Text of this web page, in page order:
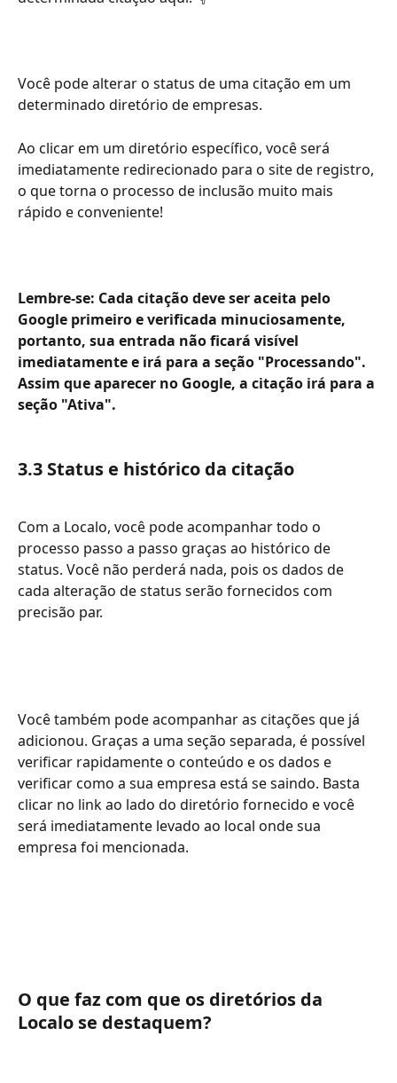
Você pode alterar o status de uma citação em um
determinado diretório de empresas.
Ao clicar em um diretório específico, você será
imediatamente redirecionado para o site de registro,
o que torna o processo de inclusão muito mais
rápido e conveniente!
Lembre-se: Cada citação deve ser aceita pelo
Google primeiro e verificada minuciosamente,
portanto, sua entrada não ficará visível
imediatamente e irá para a seção "Processando".
Assim que aparecer no Google, a citação irá para a
seção "Ativa".
3.3 Status e histórico da citação
Com a Localo, você pode acompanhar todo o
processo passo a passo graças ao histórico de
status. Você não perderá nada, pois os dados de
cada alteração de status serão fornecidos com
precisão par.
Você também pode acompanhar as citações que já
adicionou. Graças a uma seção separada, é possível
verificar rapidamente o conteúdo e os dados e
verificar como a sua empresa está se saindo. Basta
clicar no link ao lado do diretório fornecido e você
será imediatamente levado ao local onde sua
empresa foi mencionada.
O que faz com que os diretórios da
Localo se destaquem?